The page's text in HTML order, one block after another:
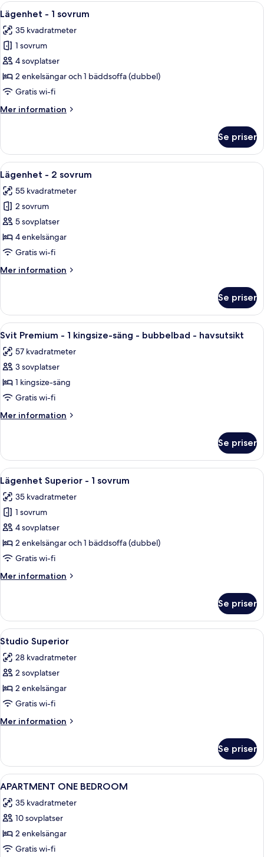
Öppna
alla
foton
för
Lägenhet
-
1
Ett modernt vardagsrum med en
12
Lägenhet - 1 sovrum
35 kvadratmeter
1 sovrum
4 sovplatser
2 enkelsängar och 1 bäddsoffa (dubbel)
Gratis wi-fi
Mer information
Mer
-
sovrum
Se priser
Öppna
alla
foton
för
Lägenhet
-
2
Ett modernt vardagsrum med en
36
Lägenhet - 2 sovrum
55 kvadratmeter
2 sovrum
5 sovplatser
4 enkelsängar
Gratis wi-fi
Mer information
Mer
-
sovrum
Se priser
Öppna
alla
foton
för
Svit
Premium
-
1
säng
bubbelbad
-
havsutsikt
Ett modernt vardagsrum med ett
25
Svit Premium - 1 kingsize-säng - bubbelbad - havsutsikt
57 kvadratmeter
3 sovplatser
1 kingsize-säng
Gratis wi-fi
Mer information
Mer
Premium
1
kingsize-
säng
bubbelbad
-
havsutsikt
Se priser
Öppna
alla
foton
för
Lägenhet
Superior
-
sovrum
Ett vardagsrum med en soffa,
10
Lägenhet Superior - 1 sovrum
35 kvadratmeter
1 sovrum
4 sovplatser
2 enkelsängar och 1 bäddsoffa (dubbel)
Gratis wi-fi
Mer information
Mer
Superior
1
Se priser
Öppna
alla
foton
för
Studio
Superior
Studio Superior | Sängtillbehör av
10
Studio Superior
28 kvadratmeter
2 sovplatser
2 enkelsängar
Gratis wi-fi
Mer information
Mer
Superior
Se priser
Öppna
alla
foton
för
APARTMENT
ONE
Ett modernt vardagsrum med en
3
APARTMENT ONE BEDROOM
35 kvadratmeter
10 sovplatser
2 enkelsängar
Gratis wi-fi